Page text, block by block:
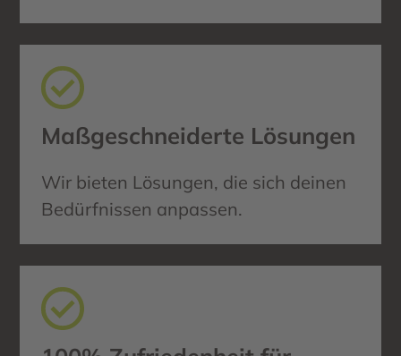
Maßgeschneiderte Lösungen
Wir bieten Lösungen, die sich deinen
Bedürfnissen anpassen.